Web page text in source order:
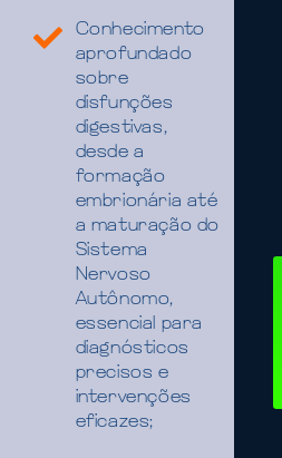
Conhecimento
aprofundado
sobre
disfunções
digestivas,
desde a
formação
embrionária até
a maturação do
Sistema
Nervoso
Autônomo,
essencial para
diagnósticos
precisos e
intervenções
eficazes;